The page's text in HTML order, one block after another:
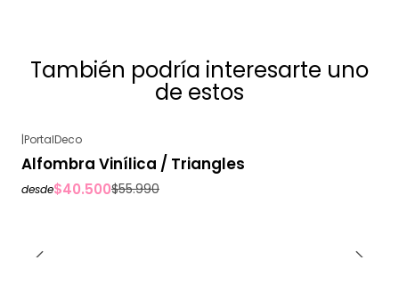
También podría interesarte uno
de estos
|PortalDeco
Alfombra Vinílica / Triangles
desde$40.500$55.990